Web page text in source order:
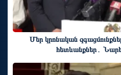
Մեր կրոնական
հետևանքներ․